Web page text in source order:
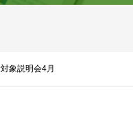
象説明会4月